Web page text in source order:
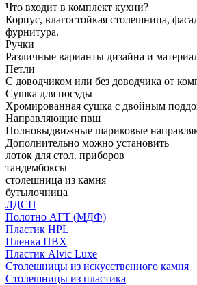
Что входит в комплект кухни?
Корпус, влагостойкая столешница,
фурнитура.
Ручки
Различные варианты дизайна и
Петли
С доводчиком или без доводчика от
Сушка для посуды
Хромированная сушка с двойным
Направляющие пвш
Полновыдвижные шариковые
Дополнительно можно установить
лоток для стол. приборов
тандембоксы
столешница из камня
бутылочница
ЛДСП
Полотно АГТ (МДФ)
Пластик HPL
Пленка ПВХ
Пластик Alvic Luxe
Столешницы из искусственного камня
Столешницы из пластика